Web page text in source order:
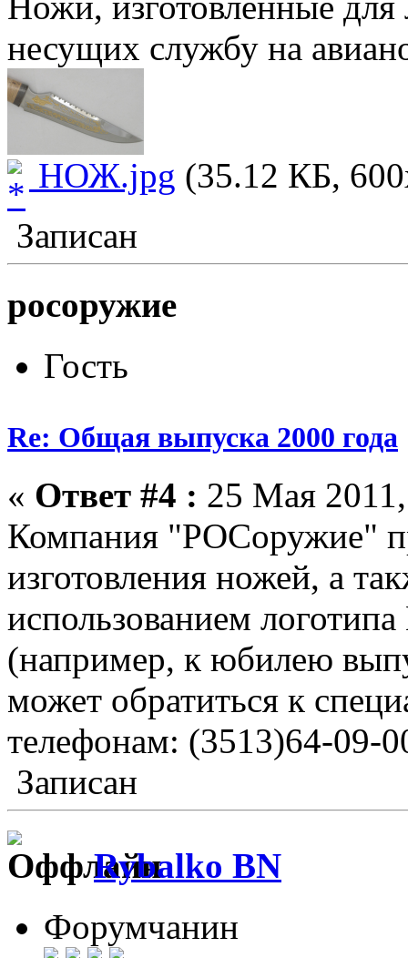
несущих службу на
НОЖ.jpg (35.12 КБ,
Записан
росоружие
Гость
Re: Общая выпуска 2000 года
« Ответ #4 : 25 Мая
Компания "РОСоружие"
изготовления ножей, а
использованием
(например, к юбилею
может обратиться к
телефонам: (3513)64-09-
Записан
Rybalko BN
Форумчанин